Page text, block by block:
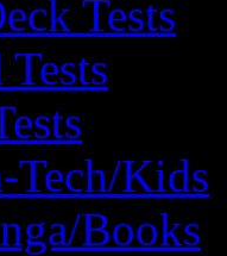
Tests
Tech/Kids
Books